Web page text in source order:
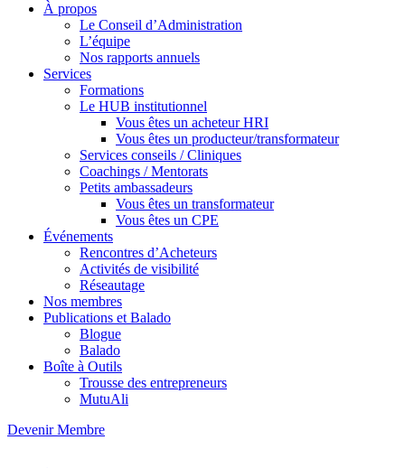
À propos
Le Conseil d’Administration
L’équipe
Nos rapports annuels
Services
Formations
Le HUB institutionnel
Vous êtes un acheteur HRI
Vous êtes un producteur/transformateur
Services conseils / Cliniques
Coachings / Mentorats
Petits ambassadeurs
Vous êtes un transformateur
Vous êtes un CPE
Événements
Rencontres d’Acheteurs
Activités de visibilité
Réseautage
Nos membres
Publications et Balado
Blogue
Balado
Boîte à Outils
Trousse des entrepreneurs
MutuAli
Devenir Membre